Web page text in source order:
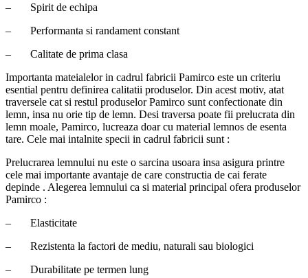
– Spirit de echipa
– Performanta si randament constant
– Calitate de prima clasa
Importanta mateialelor in cadrul fabricii Pamirco este un criteriu
esential pentru definirea calitatii produselor. Din acest motiv, atat
traversele cat si restul produselor Pamirco sunt confectionate din
lemn, insa nu orie tip de lemn. Desi traversa poate fii prelucrata din
lemn moale, Pamirco, lucreaza doar cu material lemnos de esenta
tare. Cele mai intalnite specii in cadrul fabricii sunt :
Prelucrarea lemnului nu este o sarcina usoara insa asigura printre
cele mai importante avantaje de care constructia de cai ferate
depinde . Alegerea lemnului ca si material principal ofera produselor
Pamirco :
– Elasticitate
– Rezistenta la factori de mediu, naturali sau biologici
– Durabilitate pe termen lung